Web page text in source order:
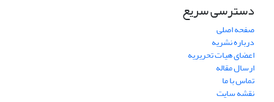
دسترسی سریع
صفحه اصلی
درباره نشریه
اعضای هیات تحریریه
ارسال مقاله
تماس با ما
نقشه سایت